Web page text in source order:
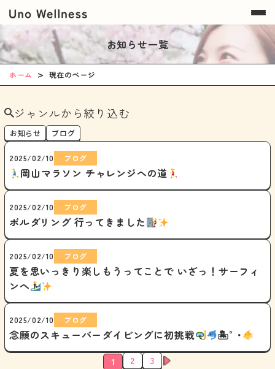
お知らせ一覧
ホーム 現在のページ
ジャンルから絞り込む
お知らせ ブログ
2025/02/10 ブログ
岡山マラソン チャレンジへの道
2025/02/10 ブログ
ボルダリング 行ってきました
2025/02/10 ブログ
夏を思いっきり楽しもうってことで いざっ！サーフィ
ンへ
2025/02/10 ブログ
念願のスキューバーダイビングに初挑戦 🏝°･
1 2 3